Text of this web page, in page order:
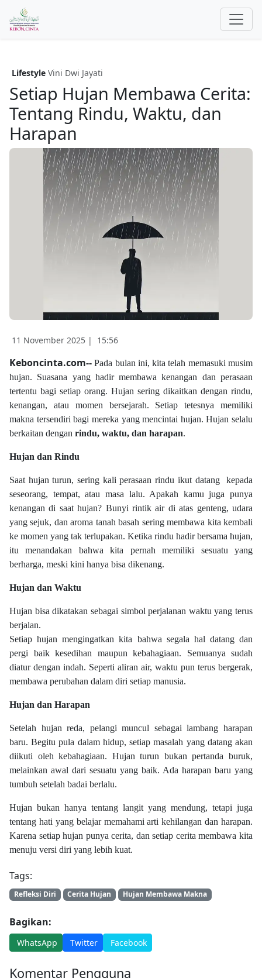
Lifestyle Vini Dwi Jayati
Setiap Hujan Membawa Cerita:
Tentang Rindu, Waktu, dan
Harapan
11 November 2025 | 15:56
Keboncinta.com--Pada bulan ini, kita telah memasuki musim
hujan. Suasana yang hadir membawa kenangan dan perasaan
tertentu bagi setiap orang. Hujan sering dikaitkan dengan rindu,
kenangan, atau momen bersejarah. Setiap tetesnya memiliki
makna tersendiri bagi mereka yang mencintai hujan. Hujan selalu
berkaitan dengan rindu, waktu, dan harapan.
Hujan dan Rindu
Saat hujan turun, sering kali perasaan rindu ikut datang
kepada
seseorang, tempat, atau masa lalu. Apakah kamu juga punya
kenangan di saat hujan? Bunyi rintik air di atas genteng, udara
yang sejuk, dan aroma tanah basah sering membawa kita kembali
ke momen yang tak terlupakan. Ketika rindu hadir bersama hujan,
itu menandakan bahwa kita pernah memiliki sesuatu yang
berharga, meski kini hanya bisa dikenang.
Hujan dan Waktu
Hujan bisa dikatakan sebagai simbol perjalanan waktu yang terus
berjalan.
Setiap hujan mengingatkan kita bahwa segala hal datang dan
pergi baik kesedihan maupun kebahagiaan. Semuanya sudah
diatur dengan indah. Seperti aliran air, waktu pun terus bergerak,
membawa perubahan dalam diri setiap manusia.
Hujan dan Harapan
Setelah hujan reda, pelangi muncul sebagai lambang harapan
baru. Begitu pula dalam hidup, setiap masalah yang datang akan
diikuti oleh kebahagiaan. Hujan turun bukan pertanda buruk,
melainkan awal dari sesuatu yang baik. Ada harapan baru yang
tumbuh setelah badai berlalu.
Hujan bukan hanya tentang langit yang mendung, tetapi juga
tentang hati yang belajar memahami arti kehilangan dan harapan.
Karena setiap hujan punya cerita, dan setiap cerita membawa kita
menuju versi diri yang lebih kuat.
Tags:
Refleksi Diri Cerita Hujan Hujan Membawa Makna
Bagikan:
WhatsApp Twitter Facebook
Komentar Pengguna